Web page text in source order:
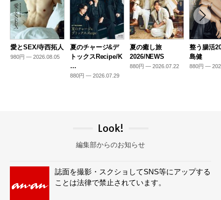
愛とSEX/寺西拓人
980円 — 2026.08.05
夏のチャージ&デ
トックスRecipe/K
…
880円 — 2026.07.29
夏の癒し旅
2026/NEWS
880円 — 2026.07.22
整う腸活
島健
880円 —
Look!
編集部からのお知らせ
誌面を撮影・スクショしてSNS等にアップする
ことは法律で禁止されています。